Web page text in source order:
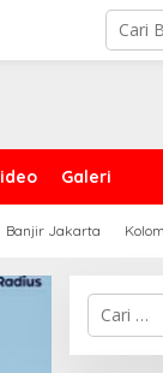
Galeri
Banjir Jakarta Kolom
Cari
untuk: